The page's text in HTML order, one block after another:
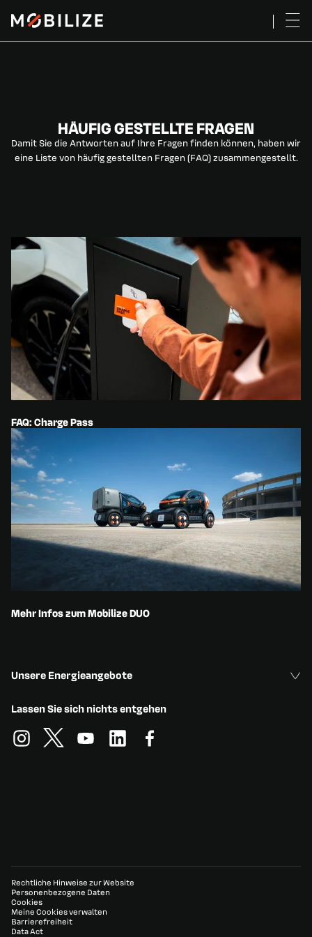
HÄUFIG GESTELLTE FRAGEN
Damit Sie die Antworten auf Ihre Fragen finden können, haben wir
eine Liste von häufig gestellten Fragen (FAQ) zusammengestellt.
FAQ: Charge Pass
Mehr Infos zum Mobilize DUO
Unsere Energieangebote
Lassen Sie sich nichts entgehen
Rechtliche Hinweise zur Website
Personenbezogene Daten
Cookies
Meine Cookies verwalten
Barrierefreiheit
Data Act